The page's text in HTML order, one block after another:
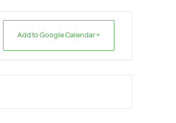
+ Add to Google Calendar